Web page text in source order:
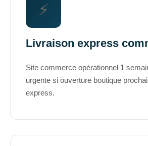
⚡
Livraison express
Site commerce opérationnel 1
urgente si ouverture boutique
express.